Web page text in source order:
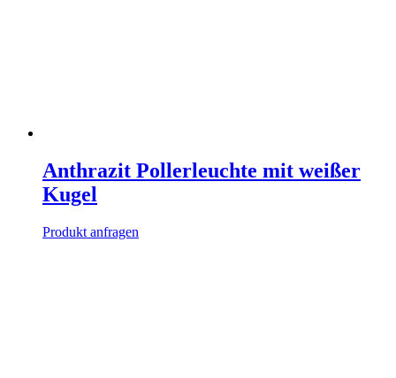
Anthrazit Pollerleuchte mit weißer
Kugel
Produkt anfragen